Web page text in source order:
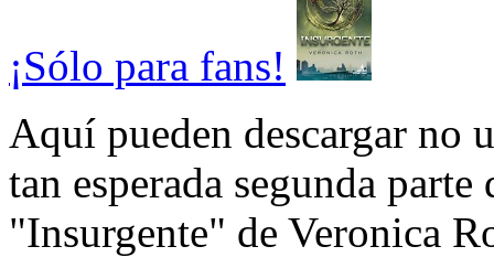
¡Sólo para fans!
Aquí pueden descargar no
tan esperada segunda
"Insurgente" de Veronica